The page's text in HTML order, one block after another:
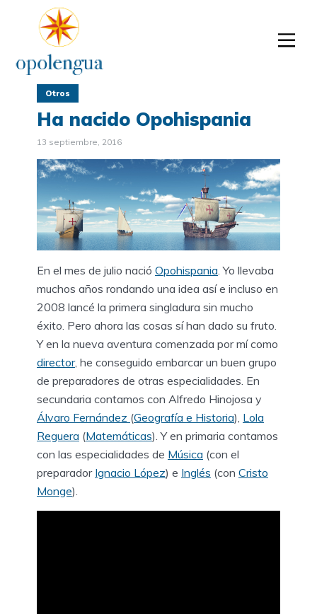
Otros
Ha nacido Opohispania
13 septiembre, 2016
En el mes de julio nació Opohispania . Yo llevaba
muchos años rondando una idea así e incluso en
2008 lancé la primera singladura sin mucho
éxito. Pero ahora las cosas sí han dado su fruto.
Y en la nueva aventura comenzada por mí como
director, he conseguido embarcar un buen grupo
de preparadores de otras especialidades. En
secundaria contamos con Alfredo Hinojosa y
Álvaro Fernández (Geografía e Historia), Lola
Reguera (Matemáticas). Y en primaria contamos
con las especialidades de Música (con el
preparador Ignacio López) e Inglés (con Cristo
Monge).